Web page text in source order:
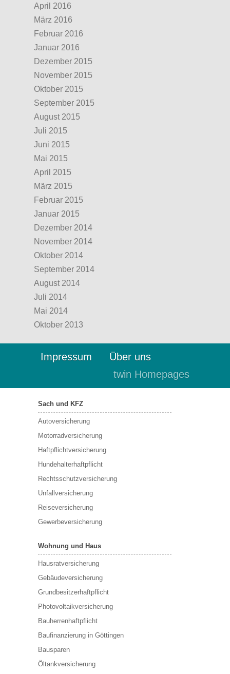
April 2016
März 2016
Februar 2016
Januar 2016
Dezember 2015
November 2015
Oktober 2015
September 2015
August 2015
Juli 2015
Juni 2015
Mai 2015
April 2015
März 2015
Februar 2015
Januar 2015
Dezember 2014
November 2014
Oktober 2014
September 2014
August 2014
Juli 2014
Mai 2014
Oktober 2013
Impressum
Über uns
twin Homepages
Sach und KFZ
Autoversicherung
Motorradversicherung
Haftpflichtversicherung
Hundehalterhaftpflicht
Rechtsschutzversicherung
Unfallversicherung
Reiseversicherung
Gewerbeversicherung
Wohnung und Haus
Hausratversicherung
Gebäudeversicherung
Grundbesitzerhaftpflicht
Photovoltaikversicherung
Bauherrenhaftpflicht
Baufinanzierung in Göttingen
Bausparen
Öltankversicherung